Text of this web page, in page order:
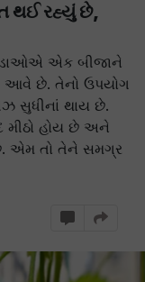
થઈ રહ્યું છે,
એક બીજાને
આવે છે. તેનો ઉપયોગ
સુધીનાં થાય છે.
મીઠો હોય છે અને
એમ તો તેને સમગ્ર